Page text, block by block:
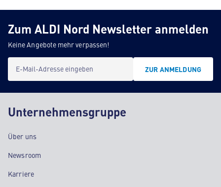
Zum ALDI Nord Newsletter anmelden
Keine Angebote mehr verpassen!
E-Mail-Adresse eingeben ZUR ANMELDUNG
Unternehmensgruppe
Über uns
Newsroom
Karriere